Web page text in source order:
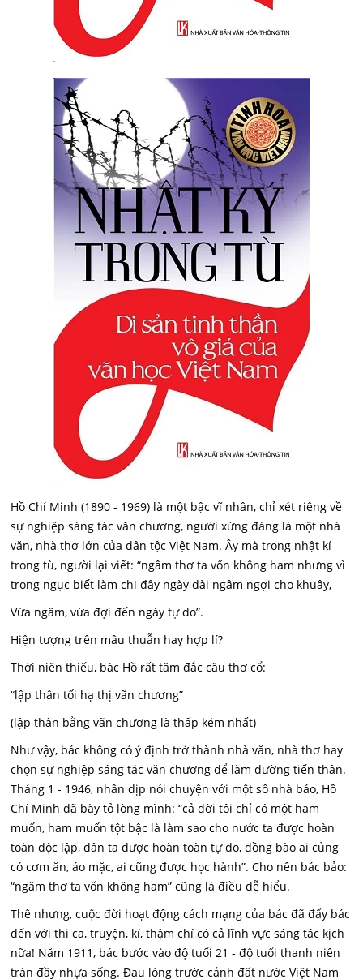
Hồ Chí Minh (1890 - 1969) là một bậc vĩ nhân, chỉ xét riêng về
sự nghiệp sáng tác văn chương, người xứng đáng là một nhà
văn, nhà thơ lớn của dân tộc Việt Nam. Ây mà trong nhật kí
trong tù, người lại viết: “ngâm thơ ta vốn không ham nhưng vì
trong ngục biết làm chi đây ngày dài ngâm ngợi cho khuây,
Vừa ngâm, vừa đợi đến ngày tự do”.
Hiện tượng trên mâu thuẫn hay hợp lí?
Thời niên thiếu, bác Hồ rất tâm đắc câu thơ cổ:
“lập thân tối hạ thị vãn chương”
(lập thân bằng vãn chương là thấp kém nhất)
Như vậy, bác không có ý định trở thành nhà văn, nhà thơ hay
chọn sự nghiệp sáng tác văn chương để làm đường tiến thân.
Tháng 1 - 1946, nhân dịp nói chuyện với một số nhà báo, Hồ
Chí Minh đã bày tỏ lòng mình: “cả đời tôi chỉ có một ham
muốn, ham muốn tột bậc là làm sao cho nước ta được hoàn
toàn độc lập, dân ta được hoàn toàn tự do, đồng bào ai củng
có cơm ăn, áo mặc, ai cũng được học hành”. Cho nên bác bảo:
“ngâm thơ ta vốn không ham” cũng là điều dễ hiểu.
Thê nhưng, cuộc đời hoạt động cách mạng của bác đã đẩy bác
đến với thi ca, truyện, kí, thậm chí có cả lĩnh vực sáng tác kịch
nữa! Năm 1911, bác bước vào độ tuổi 21 - độ tuổi thanh niên
tràn đầy nhựa sống. Đau lòng trước cảnh đất nước Việt Nam